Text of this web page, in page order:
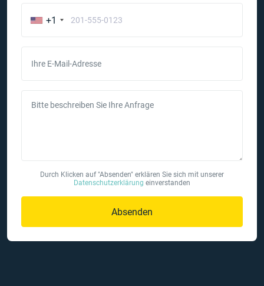
+1
Ihre E-Mail-Adresse
Bitte beschreiben Sie Ihre Anfrage
Durch Klicken auf "Absenden" erklären Sie sich mit unserer
Datenschutzerklärung einverstanden
Absenden